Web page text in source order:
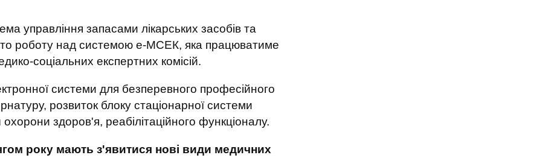
управління запасами лікарських засобів та
роботу над системою е-МСЕК, яка працюватиме
соціальних експертних комісій.
системи для безперевного професійного
розвиток блоку стаціонарної системи
здоров'я, реабілітаційного функціоналу.
року мають з'явитися нові види медичних